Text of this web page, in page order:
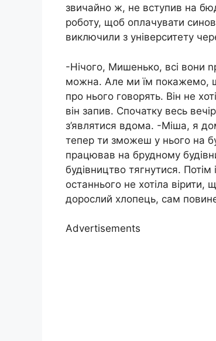
звичайно ж, не вступив на
роботу, щоб оплачувати
виключили з університету
-Нічого, Мишенько, всі вони
можна. Але ми їм покажемо,
про нього говорять. Він не
він запив. Спочатку весь
з’являтися вдома. -Міша, я
тепер ти зможеш у нього на
працював на брудному
будівництво тягнутися.
останнього не хотіла
дорослий хлопець, сам
Advertisements